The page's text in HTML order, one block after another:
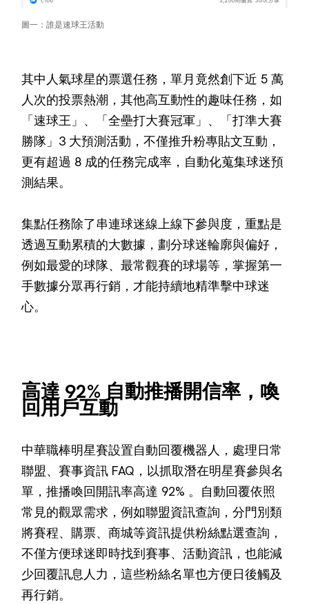
圖一：誰是速球王活動
其中人氣球星的票選任務，單月竟然創下近 5 萬
人次的投票熱潮，其他高互動性的趣味任務，如
「速球王」、「全壘打大賽冠軍」、「打準大賽
勝隊」3 大預測活動，不僅推升粉專貼文互動，
更有超過 8 成的任務完成率，自動化蒐集球迷預
測結果。
集點任務除了串連球迷線上線下參與度，重點是
透過互動累積的大數據，劃分球迷輪廓與偏好，
例如最愛的球隊、最常觀賽的球場等，掌握第一
手數據分眾再行銷，才能持續地精準擊中球迷
心。
高達 92% 自動推播開信率，喚
回用戶互動
中華職棒明星賽設置自動回覆機器人，處理日常
聯盟、賽事資訊 FAQ，以抓取潛在明星賽參與名
單，推播喚回開訊率高達 92% 。自動回覆依照
常見的觀眾需求，例如聯盟資訊查詢，分門別類
將賽程、購票、商城等資訊提供粉絲點選查詢，
不僅方便球迷即時找到賽事、活動資訊，也能減
少回覆訊息人力，這些粉絲名單也方便日後觸及
再行銷。